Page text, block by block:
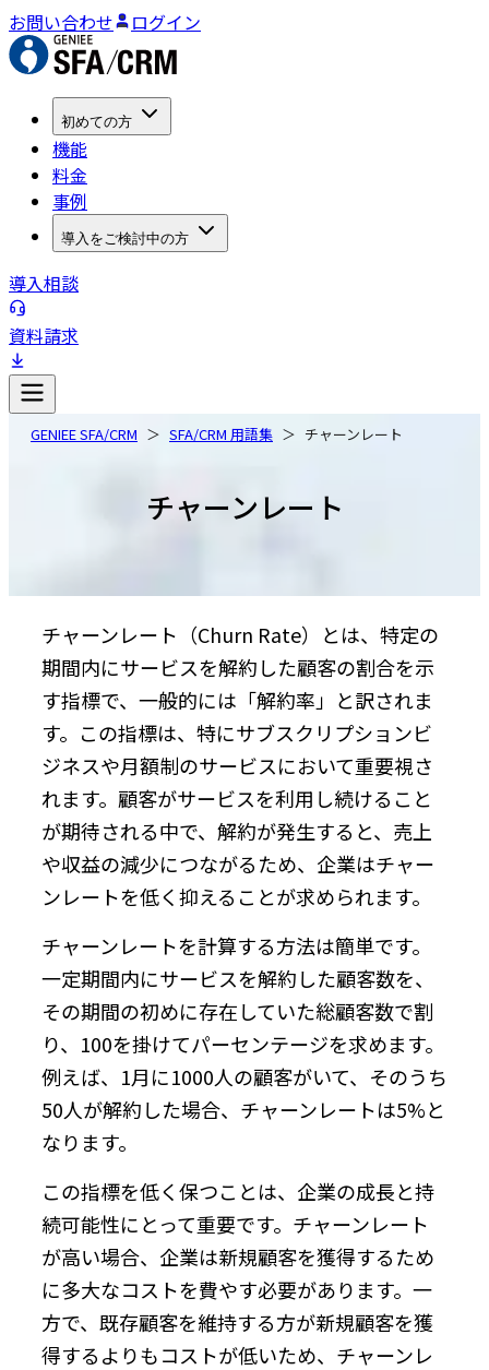
お問い合わせ ログイン
初めての方
機能
料金
事例
導入をご検討中の方
導入相談
資料請求
GENIEE SFA/CRM SFA/CRM 用語集 チャーンレート
チャーンレート
チャーンレート（Churn Rate）とは、特定の
期間内にサービスを解約した顧客の割合を示
す指標で、一般的には「解約率」と訳されま
す。この指標は、特にサブスクリプションビ
ジネスや月額制のサービスにおいて重要視さ
れます。顧客がサービスを利用し続けること
が期待される中で、解約が発生すると、売上
や収益の減少につながるため、企業はチャー
ンレートを低く抑えることが求められます。
チャーンレートを計算する方法は簡単です。
一定期間内にサービスを解約した顧客数を、
その期間の初めに存在していた総顧客数で割
り、100を掛けてパーセンテージを求めます。
例えば、1月に1000人の顧客がいて、そのうち
50人が解約した場合、チャーンレートは5%と
なります。
この指標を低く保つことは、企業の成長と持
続可能性にとって重要です。チャーンレート
が高い場合、企業は新規顧客を獲得するため
に多大なコストを費やす必要があります。一
方で、既存顧客を維持する方が新規顧客を獲
得するよりもコストが低いため、チャーンレ